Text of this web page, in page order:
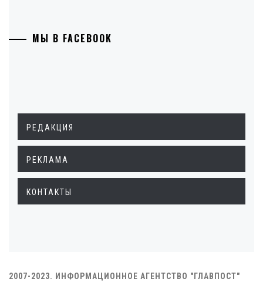
МЫ В FACEBOOK
РЕДАКЦИЯ
РЕКЛАМА
КОНТАКТЫ
2007-2023. ИНФОРМАЦИОННОЕ АГЕНТСТВО "ГЛАВПОСТ"